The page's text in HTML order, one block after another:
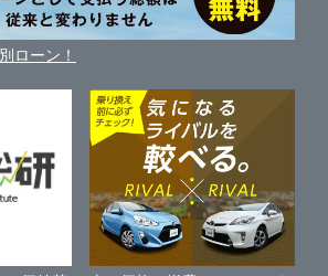
ス店
識
す
関する基本方針
表示
ローン！